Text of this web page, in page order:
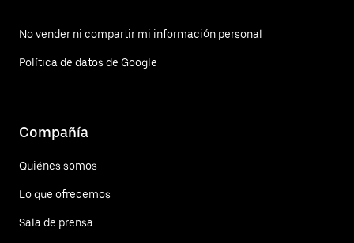
No vender ni compartir mi información personal
Política de datos de Google
Compañía
Quiénes somos
Lo que ofrecemos
Sala de prensa